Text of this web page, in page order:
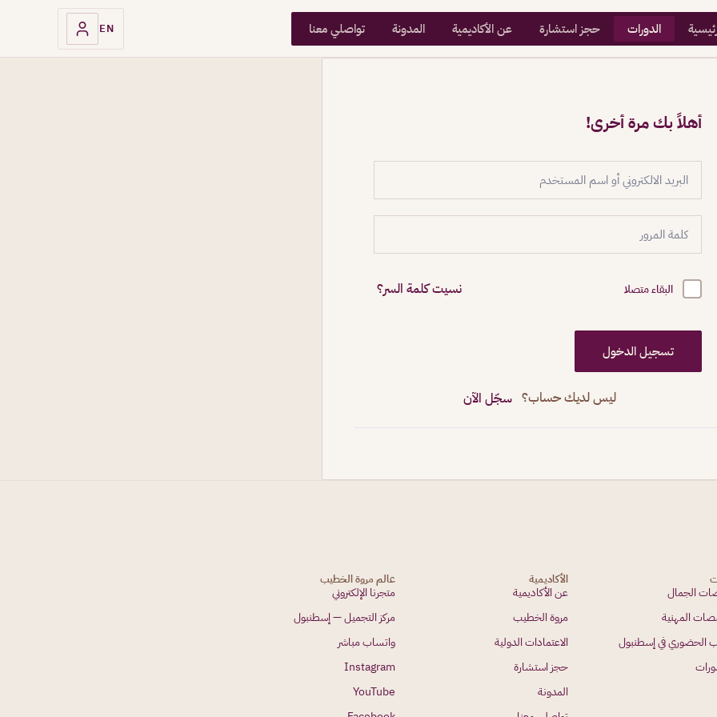
الدورات حجز استشارة عن الأكاديمية المدونة تواصلي معنا EN
أهلاً بك مرة أخرى!
البقاء متصلا نسيت كلمة السر؟
تسجيل الدخول
ليس لديك حساب؟ سجّل الآن
الجمال
المهنية
الحضوري في إسطنبول
الأكاديمية
عن الأكاديمية
مروة الخطيب
الاعتمادات الدولية
حجز استشارة
المدونة
عالم مروة الخطيب
متجرنا الإلكتروني
مركز التجميل — إسطنبول
واتساب مباشر
Instagram
YouTube